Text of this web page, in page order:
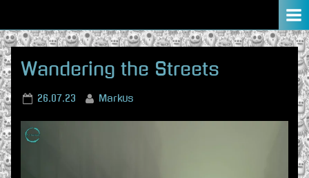
to
content
Wandering the Streets
Posted
26.07.23 By
Markus